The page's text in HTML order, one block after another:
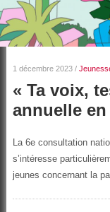
1 décembre 2023/
« Ta voix,
annuelle
La 6e consultation
s’intéresse
jeunes concernant la